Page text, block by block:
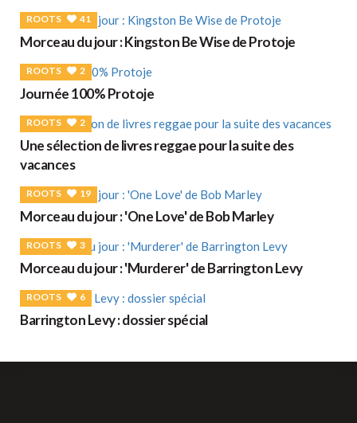
ROOTS 41
Morceau du jour : Kingston Be Wise de Protoje
ROOTS 2
Journée 100% Protoje
ROOTS 2
Une sélection de livres reggae pour la suite des
vacances
ROOTS 19
Morceau du jour : 'One Love' de Bob Marley
ROOTS 3
Morceau du jour : 'Murderer' de Barrington Levy
ROOTS 6
Barrington Levy : dossier spécial